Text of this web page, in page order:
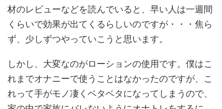
材のレビューなどを読んでいると、早い人は一週間
くらいで効果が出てくるらしいのですが・・・焦ら
ず、少しずつやっていこうと思います。
しかし、大変なのがローションの使用です。僕はこ
れまでオナニーで使うことはなかったのですが、こ
れって手がモノ凄くベタベタになってしまうので、